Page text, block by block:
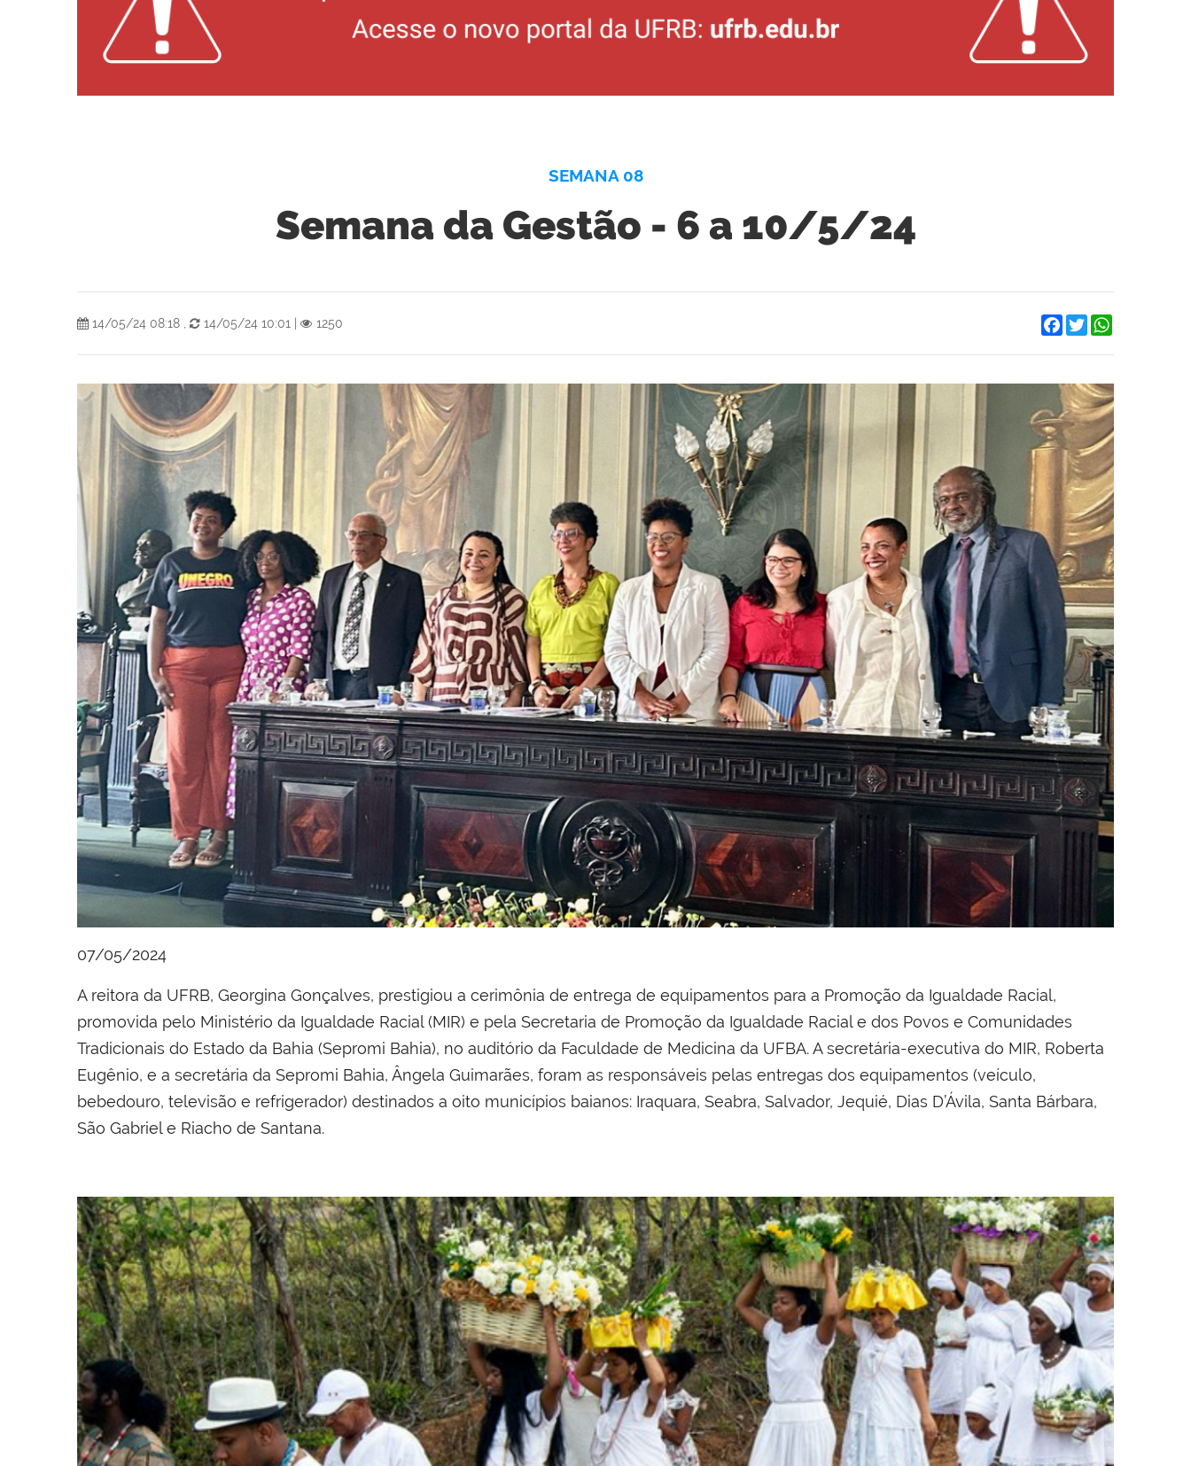
SEMANA 08
Semana da Gestão - 6 a 10/5/24
14/05/24 08:18 14/05/24 10:01 | 1250 Facebook
Twitter
07/05/2024
A reitora da UFRB, Georgina Gonçalves, prestigiou a cerimônia de entrega de equipamentos para a Promoção da Igualdade Racial,
promovida pelo Ministério da Igualdade Racial (MIR) e pela Secretaria de Promoção da Igualdade Racial e dos Povos e Comunidades
Tradicionais do Estado da Bahia (Sepromi Bahia), no auditório da Faculdade de Medicina da UFBA. A secretária-executiva do MIR, Roberta
Eugênio, e a secretária da Sepromi Bahia, Ângela Guimarães, foram as responsáveis pelas entregas dos equipamentos (veículo,
bebedouro, televisão e refrigerador) destinados a oito municípios baianos: Iraquara, Seabra, Salvador, Jequié, Dias D’Ávila, Santa Bárbara,
São Gabriel e Riacho de Santana.